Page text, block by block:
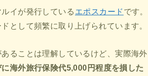
イが発行している エポスカード です。
として頻繁に取り上げられています。
ることは理解しているけど、実際海外
海外旅行保険代5,000円程度を損した